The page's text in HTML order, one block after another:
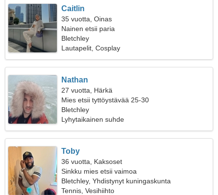
Caitlin
35 vuotta, Oinas
Nainen etsii paria
Bletchley
Lautapelit, Cosplay
Nathan
27 vuotta, Härkä
Mies etsii tyttöystävää 25-30
Bletchley
Lyhytaikainen suhde
Toby
36 vuotta, Kaksoset
Sinkku mies etsii vaimoa
Bletchley, Yhdistynyt kuningaskunta
Tennis, Vesihiihto